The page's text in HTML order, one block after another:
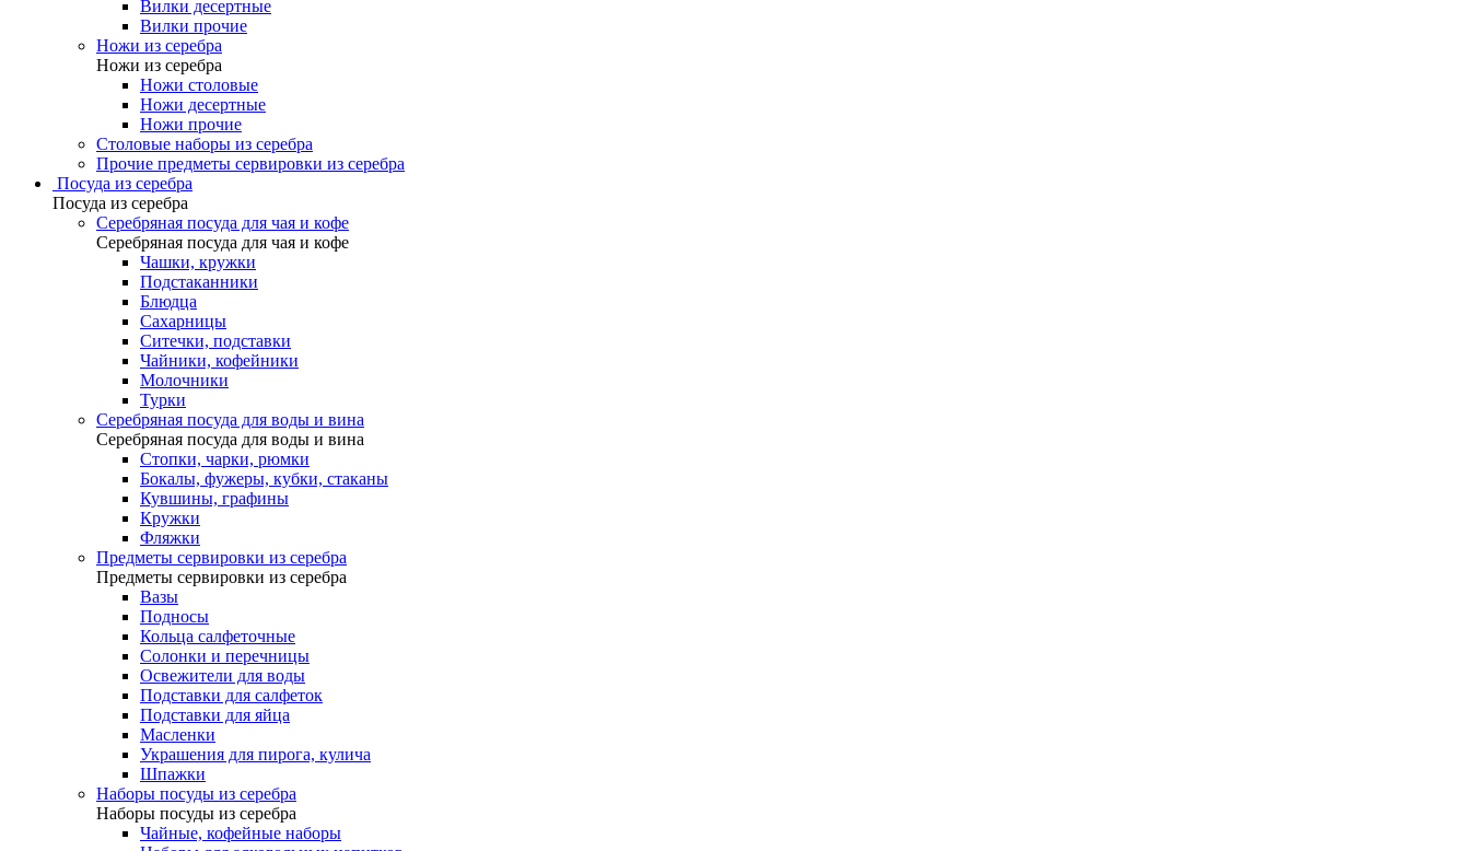
Вилки десертные
Вилки прочие
Ножи из серебра
Ножи из серебра
Ножи столовые
Ножи десертные
Ножи прочие
Столовые наборы из серебра
Прочие предметы сервировки из серебра
Посуда из серебра
Посуда из серебра
Серебряная посуда для чая и кофе
Серебряная посуда для чая и кофе
Чашки, кружки
Подстаканники
Блюдца
Сахарницы
Ситечки, подставки
Чайники, кофейники
Молочники
Турки
Серебряная посуда для воды и вина
Серебряная посуда для воды и вина
Стопки, чарки, рюмки
Бокалы, фужеры, кубки, стаканы
Кувшины, графины
Кружки
Фляжки
Предметы сервировки из серебра
Предметы сервировки из серебра
Вазы
Подносы
Кольца салфеточные
Солонки и перечницы
Освежители для воды
Подставки для салфеток
Подставки для яйца
Масленки
Украшения для пирога, кулича
Шпажки
Наборы посуды из серебра
Наборы посуды из серебра
Чайные, кофейные наборы